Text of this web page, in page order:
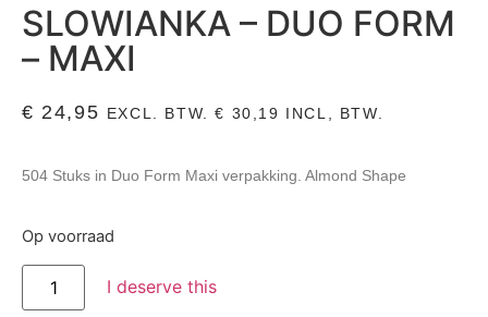
SLOWIANKA – DUO FORM
– MAXI
€ 24,95 EXCL. BTW.€ 30,19 INCL, BTW.
504 Stuks in Duo Form Maxi verpakking. Almond Shape
Op voorraad
I deserve this